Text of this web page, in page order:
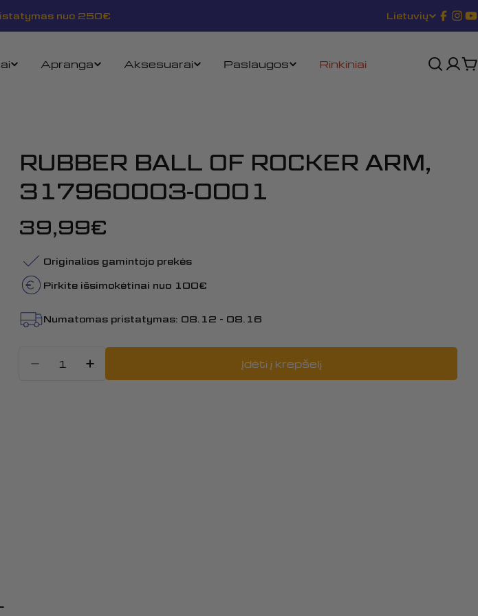
nuo 250€
K
Lietuvių
Apranga Aksesuarai Paslaugos Rinkiniai
RUBBER BALL OF ROCKER ARM,
317960003-0001
Įprasta
kaina
39,99€
Originalios gamintojo prekės
Pirkite išsimokėtinai nuo 100€
Numatomas pristatymas: 08.12 - 08.16
Sumažinti kiekį: RUBBER BALL OF ROCKER ARM,
Padidinti RUBBER BALL OF ROCKER ARM,
Įdėti į krepšelį